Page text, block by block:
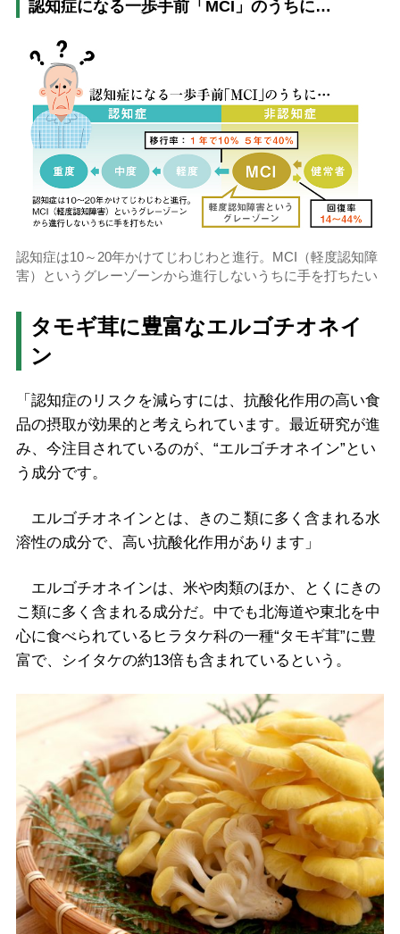
認知症になる一歩手前「MCI」のうちに…
認知症は10～20年かけてじわじわと進行。MCI（軽度認知障
害）というグレーゾーンから進行しないうちに手を打ちたい
タモギ茸に豊富なエルゴチオネイ
ン
「認知症のリスクを減らすには、抗酸化作用の高い食
品の摂取が効果的と考えられています。最近研究が進
み、今注目されているのが、“エルゴチオネイン”とい
う成分です。
エルゴチオネインとは、きのこ類に多く含まれる水
溶性の成分で、高い抗酸化作用があります」
エルゴチオネインは、米や肉類のほか、とくにきの
こ類に多く含まれる成分だ。中でも北海道や東北を中
心に食べられているヒラタケ科の一種“タモギ茸”に豊
富で、シイタケの約13倍も含まれているという。